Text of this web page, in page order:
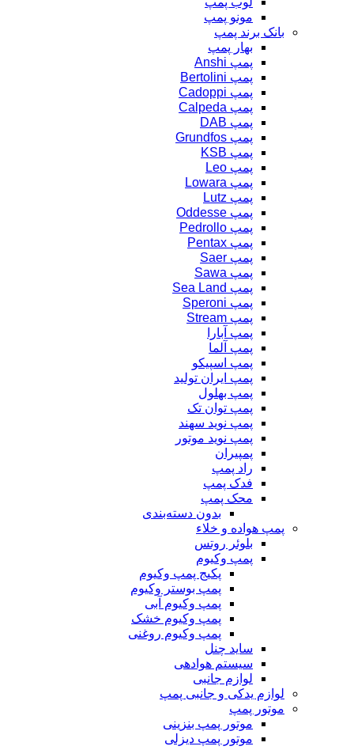
مونو پمپ
بانک برند پمپ
بهار پمپ
پمپ Anshi
پمپ Bertolini
پمپ Cadoppi
پمپ Calpeda
پمپ DAB
پمپ Grundfos
پمپ KSB
پمپ Leo
پمپ Lowara
پمپ Lutz
پمپ Oddesse
پمپ Pedrollo
پمپ Pentax
پمپ Saer
پمپ Sawa
پمپ Sea Land
پمپ Speroni
پمپ Stream
پمپ آبارا
پمپ آلما
پمپ اسپیکو
پمپ ایران تولید
پمپ بهلول
پمپ توان تک
پمپ نوید سهند
پمپ نوید موتور
پمپیران
راد پمپ
فدک پمپ
محک پمپ
بدون دسته‌بندی
پمپ هواده و خلاء
بلوئر روتس
پمپ وکیوم
پکیج پمپ وکیوم
پمپ بوستر وکیوم
پمپ وکیوم آبی
پمپ وکیوم خشک
پمپ وکیوم روغنی
ساید چنل
سیستم هوادهی
لوازم جانبی
لوازم یدکی و جانبی پمپ
موتور پمپ
موتور پمپ بنزینی
موتور پمپ دیزلی